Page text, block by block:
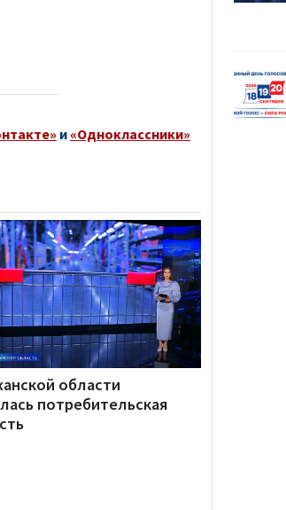
и «Одноклассники»
области
потребительская